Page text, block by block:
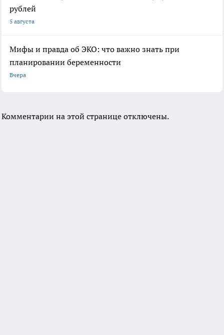
рублей
5 августа
Мифы и правда об ЭКО: что важно знать при
планировании беременности
Вчера
Комментарии на этой странице отключены.